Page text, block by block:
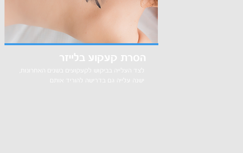
הסרת קעקוע בלייזר
לצד העלייה בביקוש לקעקועים בשנים האחרונות,
ישנה עלייה גם בדרישה להוריד אותם